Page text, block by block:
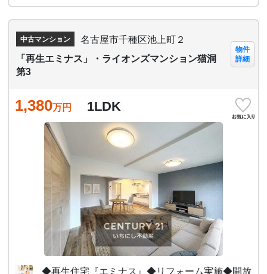
中古マンション
名古屋市千種区池上町２
「再生エミナス」・ライオンズマンション猫洞
第3
物件
詳細
1,380万円 1LDK
◆再生住宅『エミナス』◆リフォーム実施◆開放